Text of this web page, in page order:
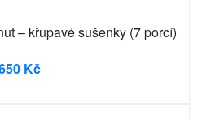
– křupavé sušenky (7 porcí)
Kč